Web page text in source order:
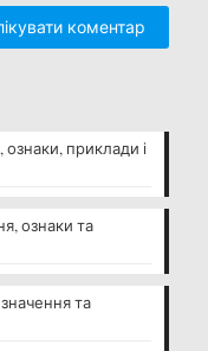
приклади і
ознаки та
та